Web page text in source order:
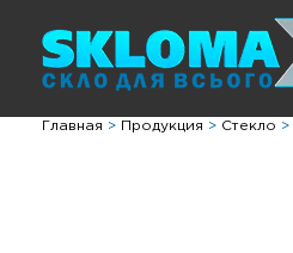
Главная > Продукция > Стекло >